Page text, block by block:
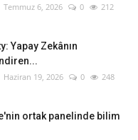
Temmuz 6, 2026 0 212
Yapay Zekânın
Haziran 19, 2026 0 248
ortak panelinde bilim